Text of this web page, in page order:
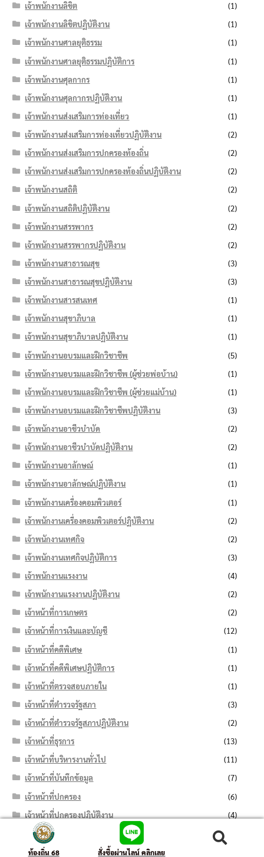
เจ้าพนักงานลิขิต
(1)
เจ้าพนักงานลิขิตปฏิบัติงาน
(1)
เจ้าพนักงานศาลยุติธรรม
(1)
เจ้าพนักงานศาลยุติธรรมปฏิบัติการ
(1)
เจ้าพนักงานศุลกากร
(1)
เจ้าพนักงานศุลกากรปฏิบัติงาน
(1)
เจ้าพนักงานส่งเสริมการท่องเที่ยว
(1)
เจ้าพนักงานส่งเสริมการท่องเที่ยวปฏิบัติงาน
(2)
เจ้าพนักงานส่งเสริมการปกครองท้องถิ่น
(2)
เจ้าพนักงานส่งเสริมการปกครองท้องถิ่นปฏิบัติงาน
(2)
เจ้าพนักงานสถิติ
(2)
เจ้าพนักงานสถิติปฏิบัติงาน
(2)
เจ้าพนักงานสรรพากร
(2)
เจ้าพนักงานสรรพากรปฏิบัติงาน
(2)
เจ้าพนักงานสาธารณสุข
(3)
เจ้าพนักงานสาธารณสุขปฏิบัติงาน
(3)
เจ้าพนักงานสารสนเทศ
(1)
เจ้าพนักงานสุขาภิบาล
(1)
เจ้าพนักงานสุขาภิบาลปฏิบัติงาน
(1)
เจ้าพนักงานอบรมและฝึกวิชาชีพ
(5)
เจ้าพนักงานอบรมและฝึกวิชาชีพ (ผู้ช่วยพ่อบ้าน)
(1)
เจ้าพนักงานอบรมและฝึกวิชาชีพ (ผู้ช่วยแม่บ้าน)
(1)
เจ้าพนักงานอบรมและฝึกวิชาชีพปฏิบัติงาน
(3)
เจ้าพนักงานอาชีวบำบัด
(2)
เจ้าพนักงานอาชีวบำบัดปฏิบัติงาน
(2)
เจ้าพนักงานอาลักษณ์
(1)
เจ้าพนักงานอาลักษณ์ปฏิบัติงาน
(1)
เจ้าพนักงานเครื่องคอมพิวเตอร์
(1)
เจ้าพนักงานเครื่องคอมพิวเตอร์ปฏิบัติงาน
(2)
เจ้าพนักงานเทศกิจ
(2)
เจ้าพนักงานเทศกิจปฏิบัติการ
(3)
เจ้าพนักงานแรงงาน
(4)
เจ้าพนักงานแรงงานปฏิบัติงาน
(2)
เจ้าหน้าที่การเกษตร
(2)
เจ้าหน้าที่การเงินและบัญชี
(12)
เจ้าหน้าที่คดีพิเศษ
(1)
เจ้าหน้าที่คดีพิเศษปฏิบัติการ
(1)
เจ้าหน้าที่ตรวจสอบภายใน
(1)
เจ้าหน้าที่ตำรวจรัฐสภา
(3)
เจ้าหน้าที่ตำรวจรัฐสภาปฏิบัติงาน
(2)
เจ้าหน้าที่ธุรการ
(13)
เจ้าหน้าที่บริหารงานทั่วไป
(11)
เจ้าหน้าที่บันทึกข้อมูล
(7)
เจ้าหน้าที่ปกครอง
(6)
เจ้าหน้าที่ปกครองปฏิบัติงาน
(4)
เจ้าหน้าที่ประสานงานด้านการท่องเที่ยว
เจ้าหน้าที่ป่าไม้
ท้องถิ่น 68 สั่งซื้อผ่านไลน์ คลิกเลย